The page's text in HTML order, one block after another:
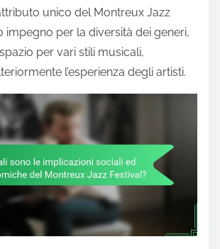
unico del Montreux Jazz
impegno per la diversità dei generi,
per vari stili musicali,
l’esperienza degli artisti.